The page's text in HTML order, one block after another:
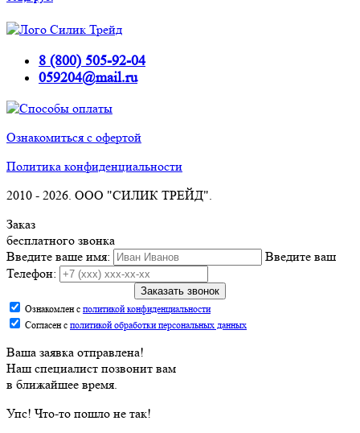
8 (800) 505-92-04
059204@mail.ru
Ознакомиться с офертой
Политика конфиденциальности
2010 - 2026. ООО "СИЛИК ТРЕЙД".
Заказ
бесплатного звонка
Введите ваше имя:
Введите ваш
Телефон:
Заказать звонок
Ознакомлен с политикой конфиденциальности
Согласен с политикой обработки персональных данных
Ваша заявка отправлена!
Наш специалист позвонит вам
в ближайшее время.
Упс! Что-то пошло не так!